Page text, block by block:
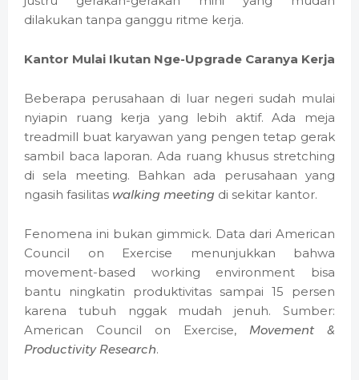
dilakukan tanpa ganggu ritme kerja.
Kantor Mulai Ikutan Nge-Upgrade Caranya Kerja
Beberapa perusahaan di luar negeri sudah mulai
nyiapin ruang kerja yang lebih aktif. Ada meja
treadmill buat karyawan yang pengen tetap gerak
sambil baca laporan. Ada ruang khusus stretching
di sela meeting. Bahkan ada perusahaan yang
ngasih fasilitas walking meeting di sekitar kantor.
Fenomena ini bukan gimmick. Data dari American
Council on Exercise menunjukkan bahwa
movement-based working environment bisa
bantu ningkatin produktivitas sampai 15 persen
karena tubuh nggak mudah jenuh. Sumber:
American Council on Exercise, Movement &
Productivity Research.